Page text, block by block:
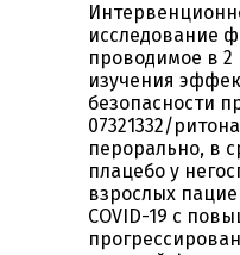
исследование
проводимое в 2
изучения
безопасности
07321332/
перорально, в
плацебо у
взрослых
COVID-19 с